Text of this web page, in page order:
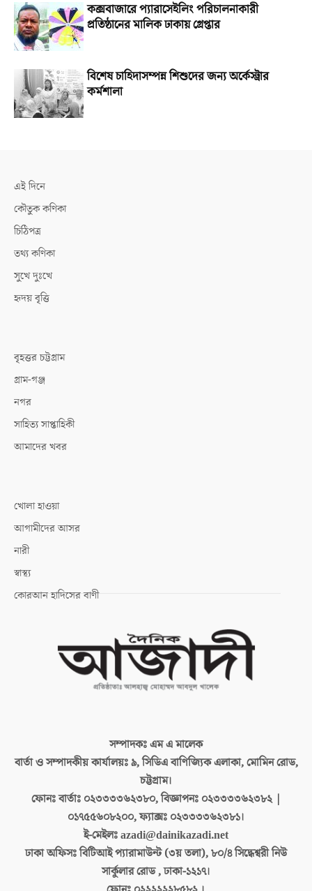
কক্সবাজারে প্যারাসেইলিং পরিচালনাকারী
প্রতিষ্ঠানের মালিক ঢাকায় গ্রেপ্তার
বিশেষ চাহিদাসম্পন্ন শিশুদের জন্য অর্কেস্ট্রার
কর্মশালা
এই দিনে
কৌতুক কণিকা
চিঠিপত্র
তথ্য কণিকা
সুখে দুঃখে
হৃদয় বৃত্তি
বৃহত্তর চট্টগ্রাম
গ্রাম-গঞ্জ
নগর
সাহিত্য সাপ্তাহিকী
আমাদের খবর
খোলা হাওয়া
আগামীদের আসর
নারী
স্বাস্থ্য
কোরআন হাদিসের বাণী
সম্পাদকঃএম এ মালেক
বার্তা ও সম্পাদকীয় কার্যালয়ঃ৯, সিডিএ বাণিজ্যিক এলাকা, মোমিন রোড,
চট্টগ্রাম।
ফোনঃ বার্তাঃ ০২৩৩৩৩৬২৩৮০, বিজ্ঞাপনঃ ০২৩৩৩৩৬২৩৮২ |
০১৭৫৫৬০৮২০০, ফ্যাক্সঃ ০২৩৩৩৩৬২৩৮১।
ই-মেইলঃazadi@dainikazadi.net
ঢাকা অফিসঃবিটিআই প্যারামাউন্ট (৩য় তলা), ৮০/৪ সিদ্ধেশ্বরী নিউ
সার্কুলার রোড , ঢাকা-১২১৭।